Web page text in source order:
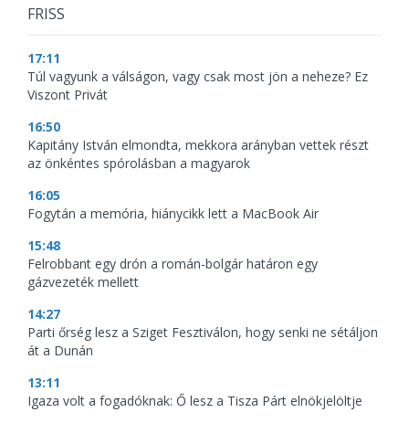
FRISS
17:11
Túl vagyunk a válságon, vagy csak most jön a neheze? Ez
Viszont Privát
16:50
Kapitány István elmondta, mekkora arányban vettek részt
az önkéntes spórolásban a magyarok
16:05
Fogytán a memória, hiánycikk lett a MacBook Air
15:48
Felrobbant egy drón a román-bolgár határon egy
gázvezeték mellett
14:27
Parti őrség lesz a Sziget Fesztiválon, hogy senki ne sétáljon
át a Dunán
13:11
Igaza volt a fogadóknak: Ő lesz a Tisza Párt elnökjelöltje